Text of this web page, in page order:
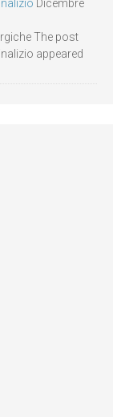
Dicembre
The post
appeared